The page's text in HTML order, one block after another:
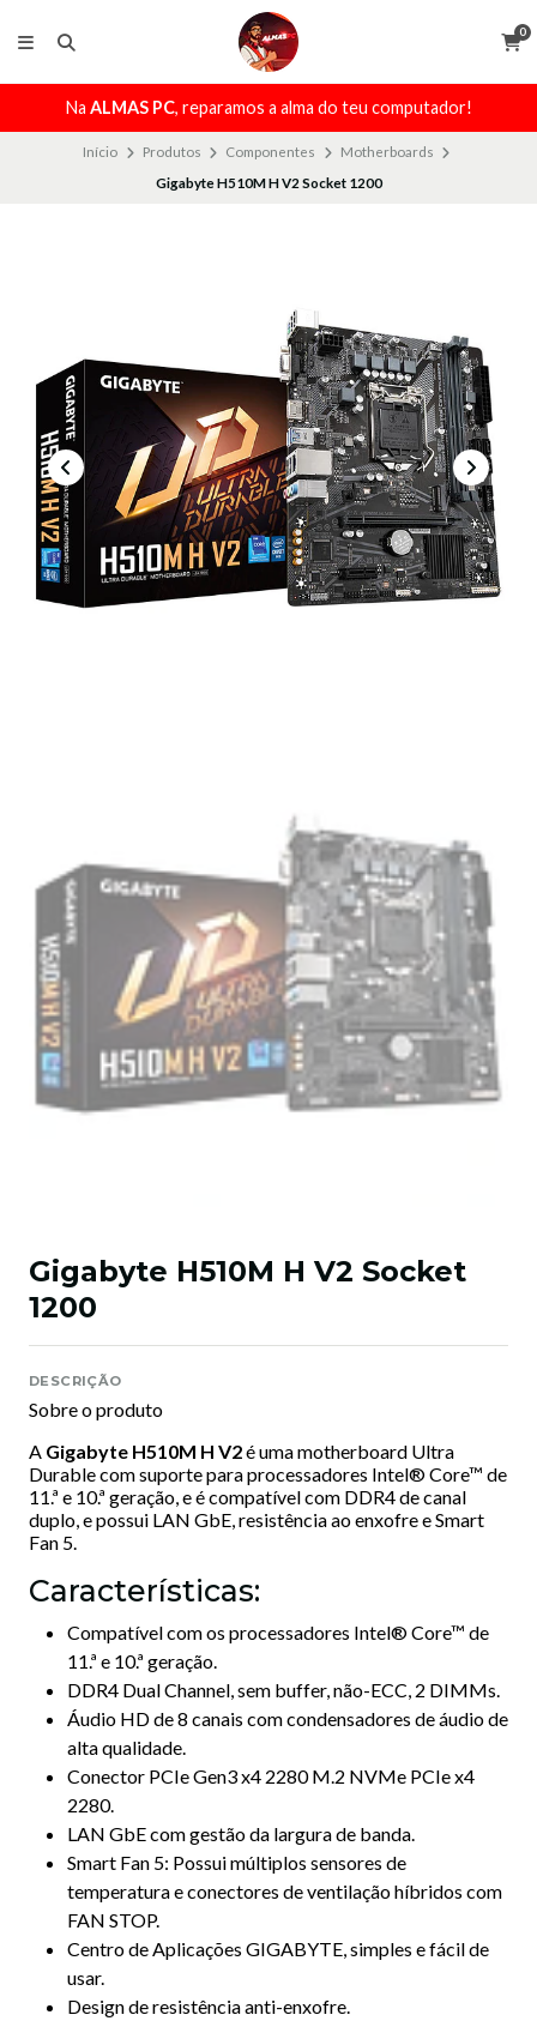
0
Na ALMAS PC, reparamos a alma do teu computador!
Início Produtos Componentes
Motherboards
Gigabyte H510M H V2 Socket 1200
Gigabyte H510M H V2 Socket
1200
DESCRIÇÃO
Sobre o produto
A Gigabyte H510M H V2é uma motherboard Ultra
Durable com suporte para processadores Intel® Core™ de
11.ª e 10.ª geração, e é compatível com DDR4 de canal
duplo, e possui LAN GbE, resistência ao enxofre e Smart
Fan 5.
Características:
Compatível com os processadores Intel® Core™ de
11.ª e 10.ª geração.
DDR4 Dual Channel, sem buffer, não-ECC, 2 DIMMs.
Áudio HD de 8 canais com condensadores de áudio de
alta qualidade.
Conector PCIe Gen3 x4 2280 M.2 NVMe PCIe x4
2280.
LAN GbE com gestão da largura de banda.
Smart Fan 5: Possui múltiplos sensores de
temperatura e conectores de ventilação híbridos com
FAN STOP.
Centro de Aplicações GIGABYTE, simples e fácil de
usar.
Design de resistência anti-enxofre.